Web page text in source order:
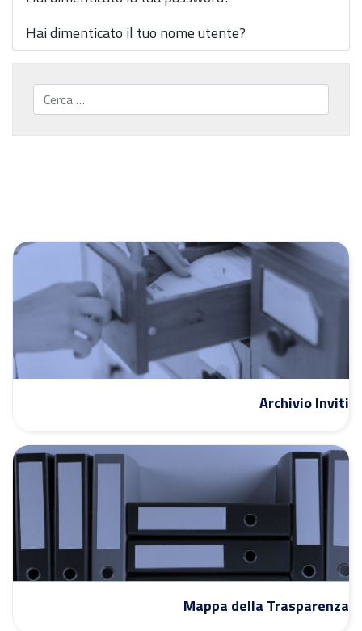
Hai dimenticato il tuo nome utente?
Cerca...
Archivio Inviti
Mappa della Trasparenza